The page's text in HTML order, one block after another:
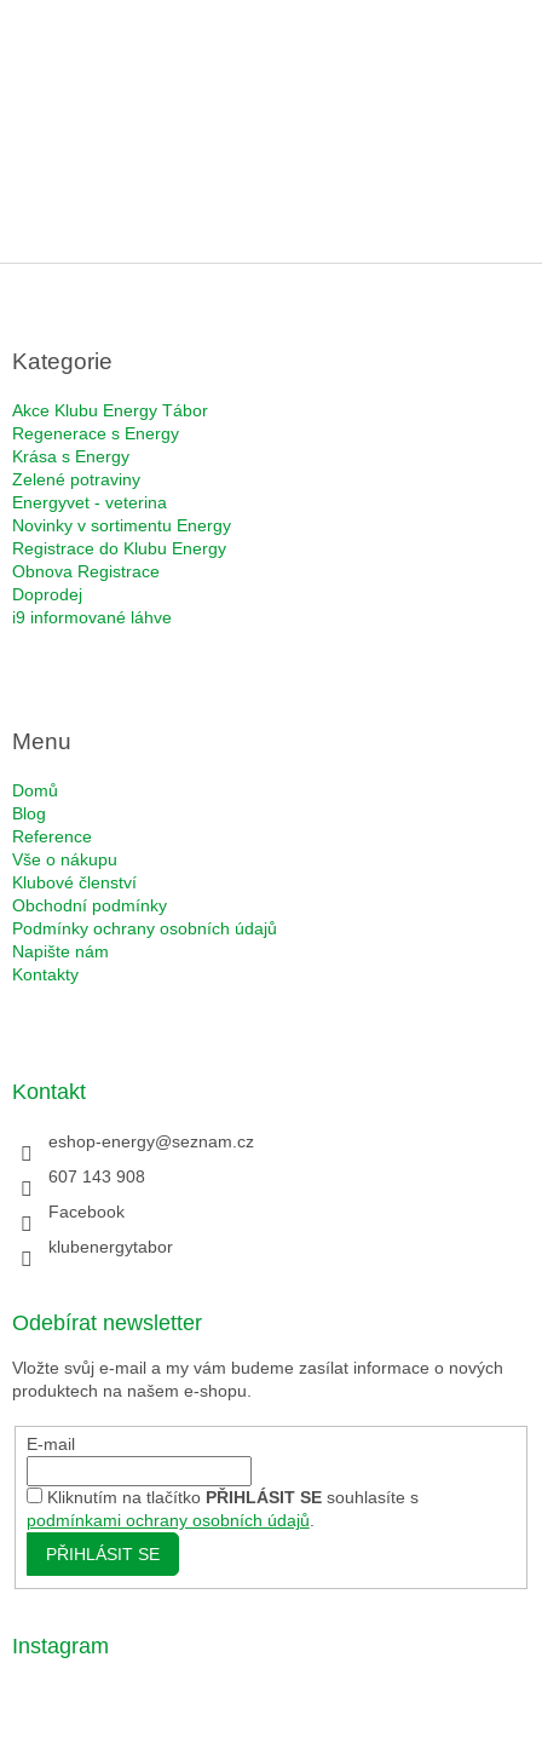
Kategorie
Akce Klubu Energy Tábor
Regenerace s Energy
Krása s Energy
Zelené potraviny
Energyvet - veterina
Novinky v sortimentu Energy
Registrace do Klubu Energy
Obnova Registrace
Doprodej
i9 informované láhve
Menu
Domů
Blog
Reference
Vše o nákupu
Klubové členství
Obchodní podmínky
Podmínky ochrany osobních údajů
Napište nám
Kontakty
Kontakt
eshop-energy@seznam.cz
607 143 908
Facebook
klubenergytabor
Odebírat newsletter
Vložte svůj e-mail a my vám budeme zasílat informace o nových
produktech na našem e-shopu.
E-mail
Kliknutím na tlačítko PŘIHLÁSIT SEsouhlasíte s
podmínkami ochrany osobních údajů
PŘIHLÁSIT SE
Instagram